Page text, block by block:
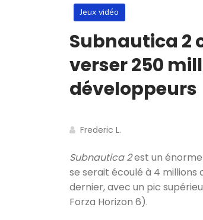
Jeux vidéo
Subnautica 2
verser 250
développeurs
Frederic L.
Subnautica 2est un énorme
se serait écoulé à 4 millions
dernier, avec un pic
Forza Horizon 6).